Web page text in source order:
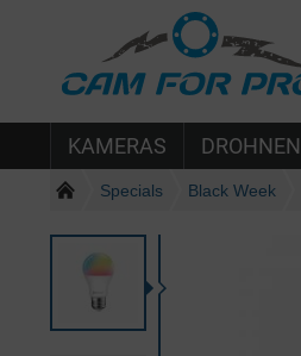
KAMERAS DROHNEN
Specials Black Week